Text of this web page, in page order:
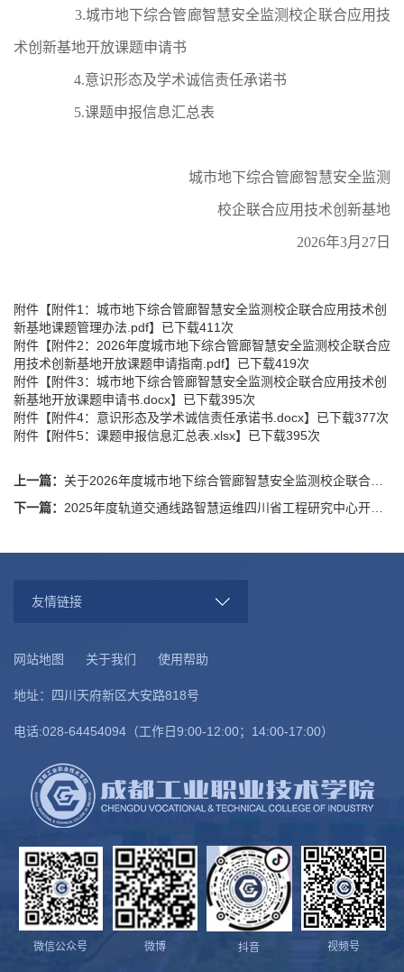
3.城市地下综合管廊智慧安全监测校企联合应用技
术创新基地开放课题申请书
4.意识形态及学术诚信责任承诺书
5.课题申报信息汇总表
城市地下综合管廊智慧安全监测
校企联合应用技术创新基地
2026年3月 27 日
附件【附件1：城市地下综合管廊智慧安全监测校企联合应用技术创
新基地课题管理办法.pdf】已下载411 次
附件【附件2：2026年度城市地下综合管廊智慧安全监测校企联合应
用技术创新基地开放课题申请指南.pdf】已下载419次
附件【附件3：城市地下综合管廊智慧安全监测校企联合应用技术创
新基地开放课题申请书.docx】已下载395次
附件【附件4：意识形态及学术诚信责任承诺书.docx】已下载377次
附件【附件5：课题申报信息汇总表.xlsx】已下载395次
上一篇： 关于2026年度城市地下综合管廊智慧安全监测校企联合应用技术创新基地开放课题立项名单的公告
下一篇： 2025年度轨道交通线路智慧运维四川省工程研究中心开放课题立项名单
友情链接
网站地图 关于我们 使用帮助
地址：四川天府新区大安路818号
电话:028-64454094（工作日9:00-12:00；14:00-17:00）
微信公众号 微博 抖音 视频号